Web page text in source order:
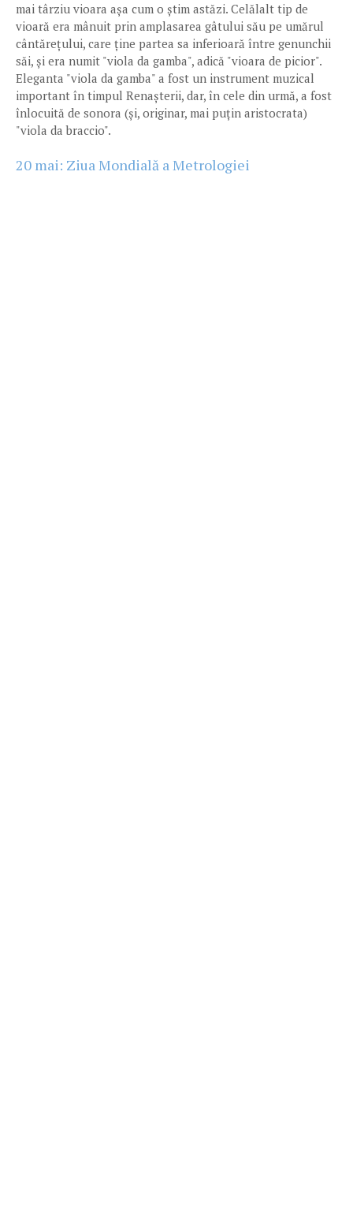
mai târziu vioara așa cum o știm astăzi. Celălalt tip de
vioară era mânuit prin amplasarea gâtului său pe umărul
cântărețului, care ține partea sa inferioară între genunchii
săi, și era numit "viola da gamba", adică "vioara de picior".
Eleganta "viola da gamba" a fost un instrument muzical
important în timpul Renașterii, dar, în cele din urmă, a fost
înlocuită de sonora (și, originar, mai puțin aristocrata)
"viola da braccio".
20 mai: Ziua Mondială a Metrologiei